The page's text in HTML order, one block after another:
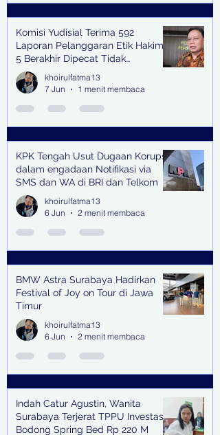
Komisi Yudisial Terima 592
Laporan Pelanggaran Etik Hakim,
5 Berakhir Dipecat Tidak
Terhormat
khoirulfatma13
7 Jun
1 menit membaca
KPK Tengah Usut Dugaan Korupsi
dalam engadaan Notifikasi via
SMS dan WA di BRI dan Telkom
khoirulfatma13
6 Jun
2 menit membaca
BMW Astra Surabaya Hadirkan
Festival of Joy on Tour di Jawa
Timur
khoirulfatma13
6 Jun
2 menit membaca
Indah Catur Agustin, Wanita
Surabaya Terjerat TPPU Investasi
Bodong Spring Bed Rp 220 M